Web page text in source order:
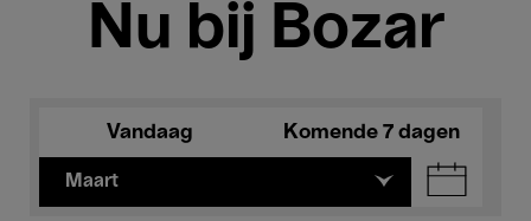
Nu bij Bozar
Vandaag Komende 7 dagen
Maart